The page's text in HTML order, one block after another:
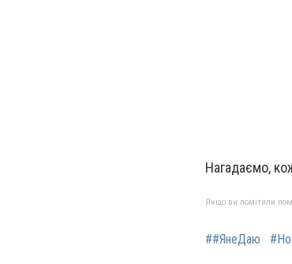
Нагадаємо,
Якщо ви помітили
##ЯнеДаю